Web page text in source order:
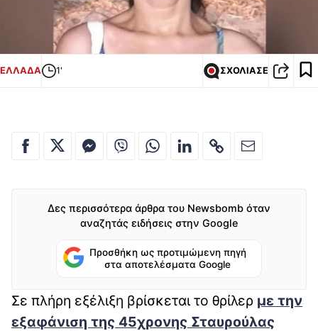
ΕΛΛΑΔΑ 1' ΣΧΟΛΙΑΣΕ
Δες περισσότερα άρθρα του Newsbomb όταν
αναζητάς ειδήσεις στην Google
Προσθήκη ως προτιμώμενη πηγή
στα αποτελέσματα Google
Σε πλήρη εξέλιξη βρίσκεται το θρίλερ με την
εξαφάνιση της 45χρονης Σταυρούλας